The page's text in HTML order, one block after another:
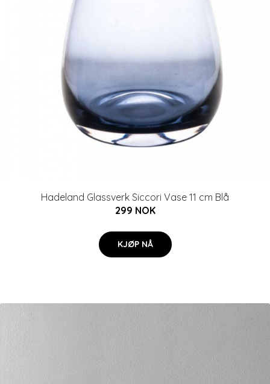
Hadeland Glassverk Siccori Vase 11 cm Blå
299 NOK
KJØP NÅ